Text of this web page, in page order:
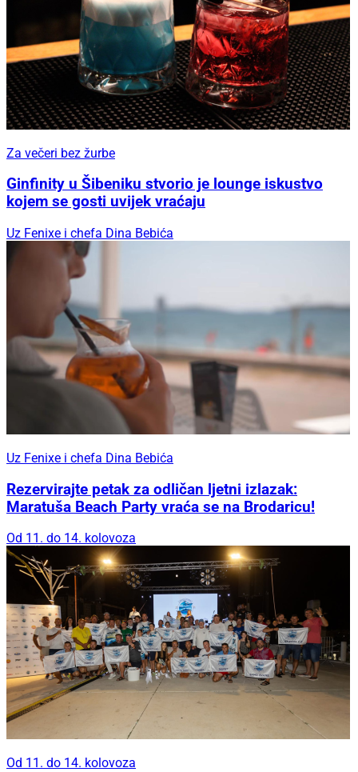
Za večeri bez žurbe
Ginfinity u Šibeniku stvorio je lounge iskustvo
kojem se gosti uvijek vraćaju
Uz Fenixe i chefa Dina Bebića
Uz Fenixe i chefa Dina Bebića
Rezervirajte petak za odličan ljetni izlazak:
Maratuša Beach Party vraća se na Brodaricu!
Od 11. do 14. kolovoza
Od 11. do 14. kolovoza